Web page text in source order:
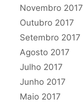
Novembro 2017
Outubro 2017
Setembro 2017
Agosto 2017
Julho 2017
Junho 2017
Maio 2017